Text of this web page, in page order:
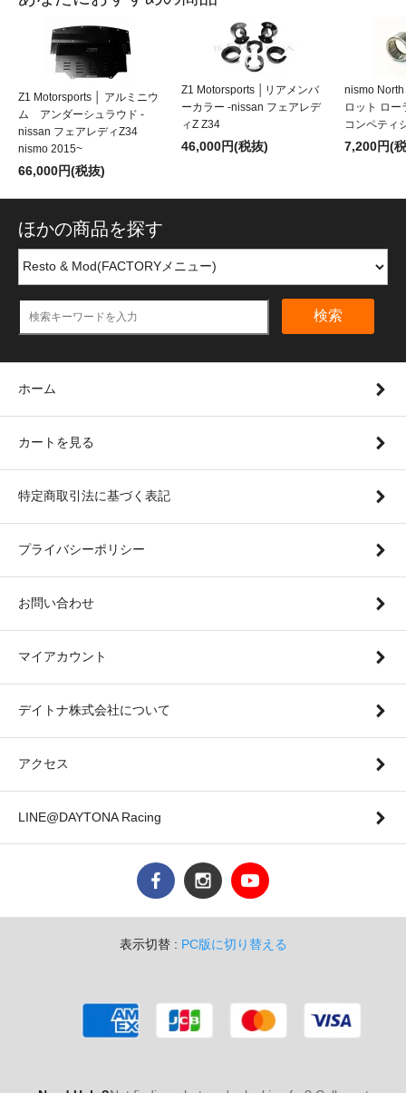
Z1 Motorsports │ アルミニウ
ム アンダーシュラウド -
nissan フェアレディZ34
nismo 2015~
66,000円(税抜)
Z1 Motorsports │リアメンバ
ーカラー -nissan フェアレデ
ィZ Z34
46,000円(税抜)
nismo
ロット ロー
コンペティ
7,200円(
ほかの商品を探す
検索
ホーム
カートを見る
特定商取引法に基づく表記
プライバシーポリシー
お問い合わせ
マイアカウント
デイトナ株式会社について
アクセス
LINE@DAYTONA Racing
表示切替 : PC版に切り替える